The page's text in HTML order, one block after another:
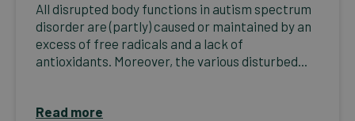
All disrupted body functions in autism spectrum
disorder are (partly) caused or maintained by an
excess of free radicals and a lack of
antioxidants. Moreover, the various disturbed...
Read more